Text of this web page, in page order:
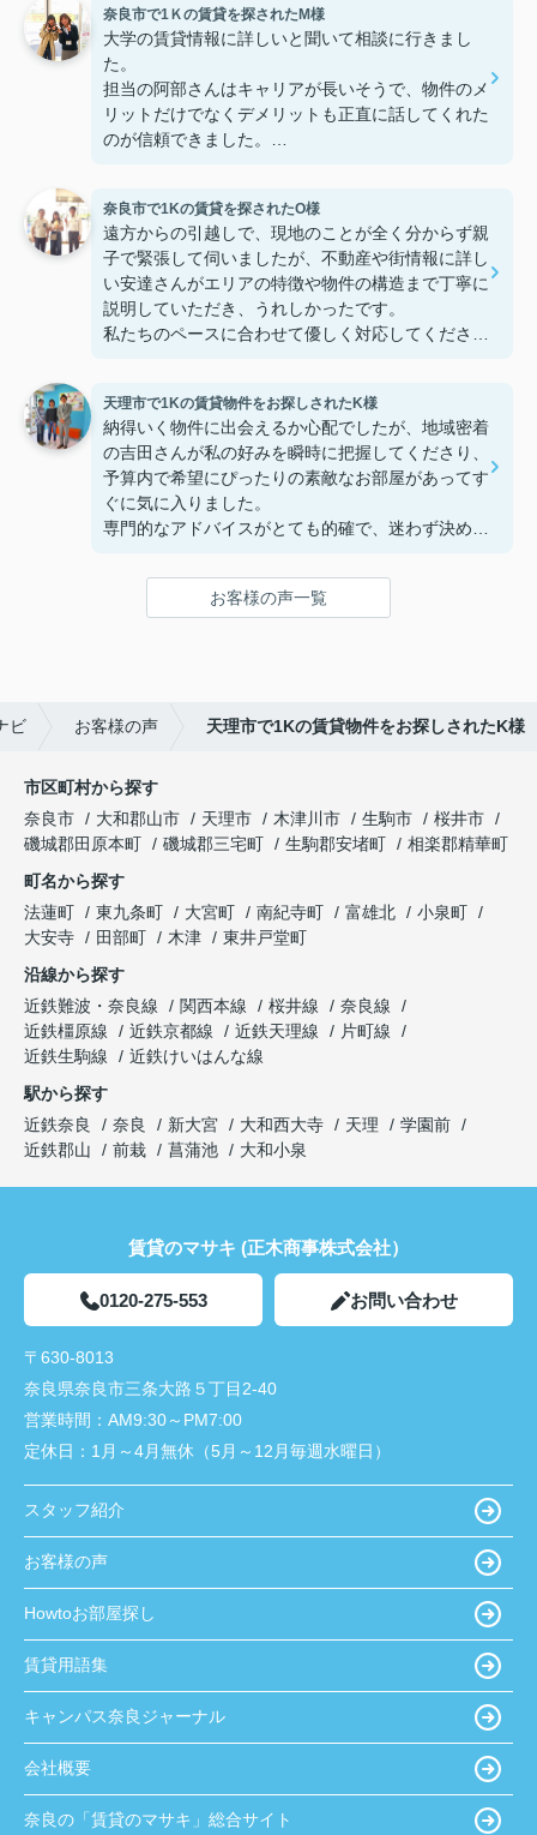
奈良市で1Ｋの賃貸を探されたM様
大学の賃貸情報に詳しいと聞いて相談に行きまし
た。
担当の阿部さんはキャリアが長いそうで、物件のメ
リットだけでなくデメリットも正直に話してくれた
のが信頼できました。
す。
奈良市で1Kの賃貸を探されたO様
遠方からの引越しで、現地のことが全く分からず親
子で緊張して伺いましたが、不動産や街情報に詳し
い安達さんがエリアの特徴や物件の構造まで丁寧に
説明していただき、うれしかったです。
私たちのペースに合わせて優しく対応してくださっ
り、感謝しています。安達さん、ありがとうござい
ました！
天理市で1Kの賃貸物件をお探しされたK様
納得いく物件に出会えるか心配でしたが、地域密着
の吉田さんが私の好みを瞬時に把握してくださり、
予算内で希望にぴったりの素敵なお部屋があってす
ぐに気に入りました。
専門的なアドバイスがとても的確で、迷わず決める
鍵の受け取りのときに、また元気(o・・o)/~お店に
お客様の声一覧
ビ お客様の声 天理市で1Kの賃貸物件をお探しされたK様
市区町村から探す
奈良市
大和郡山市 天理市 木津川市 生駒市
桜井市
磯城郡田原本町
磯城郡三宅町 生駒郡安堵町
相楽郡精華町
町名から探す
法蓮町
東九条町 大宮町 南紀寺町 富雄北
小泉町
大安寺
田部町 木津
東井戸堂町
沿線から探す
近鉄難波・奈良線
関西本線 桜井線
奈良線
近鉄橿原線
近鉄京都線 近鉄天理線
片町線
近鉄生駒線
近鉄けいはんな線
駅から探す
近鉄奈良
奈良 新大宮 大和西大寺 天理
学園前
近鉄郡山
前栽 菖蒲池 大和小泉
賃貸のマサキ (正木商事株式会社）
0120-275-553 お問い合わせ
〒630-8013
奈良県奈良市三条大路５丁目2-40
営業時間： AM9:30～PM7:00
定休日： 1月～4月無休（5月～12月毎週水曜日）
スタッフ紹介
お客様の声
Howtoお部屋探し
賃貸用語集
キャンパス奈良ジャーナル
会社概要
奈良の「賃貸のマサキ」総合サイト